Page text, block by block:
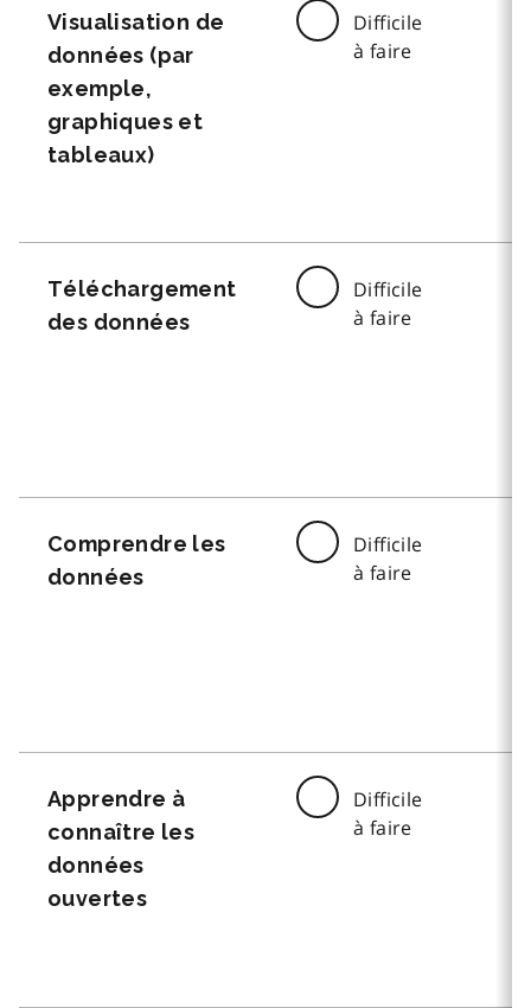
Visualisation de
données (par
exemple,
graphiques et
tableaux)
Difficile
à faire
Téléchargement
des données
Difficile
à faire
Comprendre les
données
Difficile
à faire
Apprendre à
connaître les
données
ouvertes
Difficile
à faire